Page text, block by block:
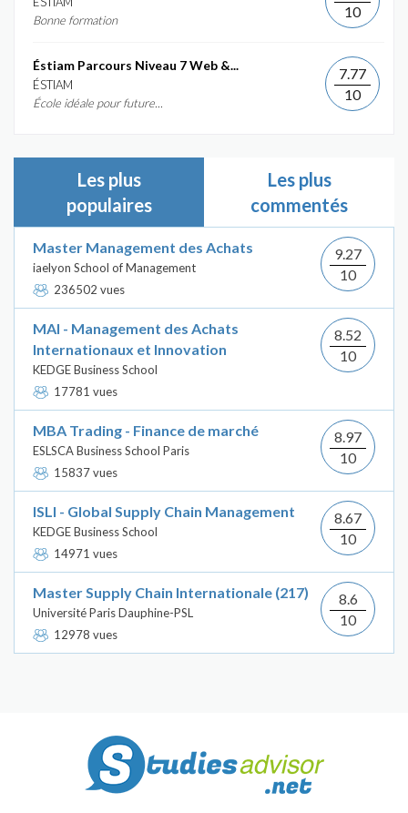
Bonne formation
10
Éstiam Parcours Niveau 7 Web &...
ÉSTIAM
École idéale pour future...
7.77
10
Les plus
populaires
Les plus
commentés
Master Management des Achats
iaelyon School of Management
236502 vues
9.27
10
MAI - Management des Achats
Internationaux et Innovation
KEDGE Business School
17781 vues
8.52
10
MBA Trading - Finance de marché
ESLSCA Business School Paris
15837 vues
8.97
10
ISLI - Global Supply Chain Management
KEDGE Business School
14971 vues
8.67
10
Master Supply Chain Internationale (217)
Université Paris Dauphine-PSL
12978 vues
8.6
10